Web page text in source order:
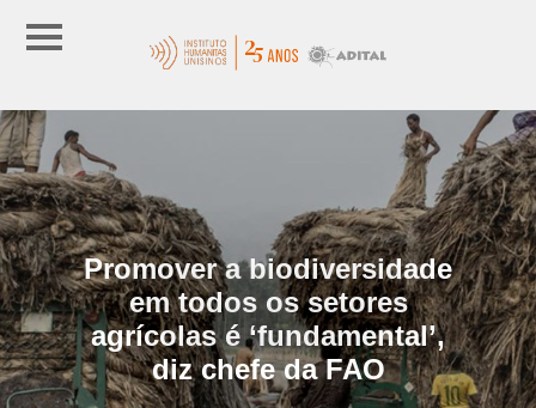
Promover a biodiversidade
em todos os setores
agrícolas é ‘fundamental’,
diz chefe da FAO